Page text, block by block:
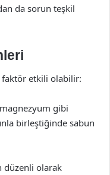
da sorun teşkil
etkili olabilir:
gibi
birleştiğinde sabun
düzenli olarak